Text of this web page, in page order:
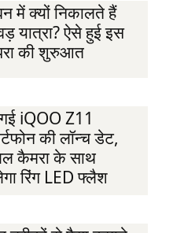
में क्यों निकालते हैं
यात्रा? ऐसे हुई इस
की शुरुआत
iQOO Z11
की लॉन्च डेट,
कैमरा के साथ
रिंग LED फ्लैश